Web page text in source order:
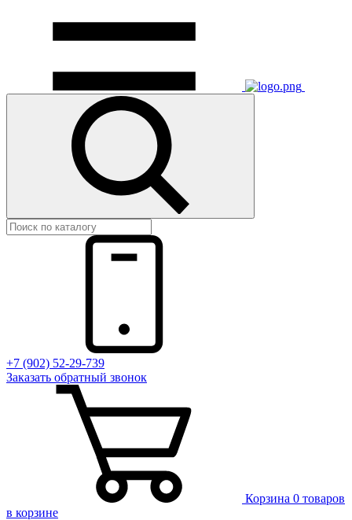
+7 (902) 52-29-739
Заказать обратный звонок
Корзина 0 товаров
в корзине